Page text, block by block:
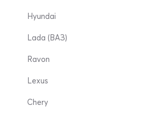
Hyundai
Lada (ВАЗ)
Ravon
Lexus
Chery